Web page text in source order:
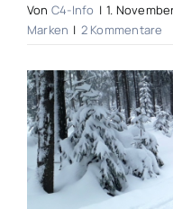
Von C4-Info | 1.
Marken | 2 Kommentare
Zeige
grösseres
Bild